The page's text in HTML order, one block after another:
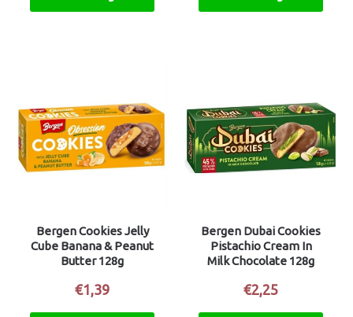
Bergen Cookies Jelly
Cube Banana & Peanut
Butter 128g
€1,39
Bergen Dubai Cookies
Pistachio Cream In
Milk Chocolate 128g
€2,25